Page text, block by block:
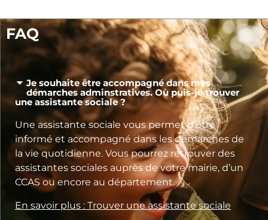
FAQ
Je souhaite être accompagné dans mes
démarches adminstratives. Où puis-je trouver
une assistante sociale ?
Une assistante sociale vous permet d’être
informé et accompagné dans les démarches de
la vie quotidienne. Vous pourrez retrouver des
assistantes sociales auprès de votre mairie, d’un
CCAS ou encore au département.
En savoir plus : Trouver une assistante sociale